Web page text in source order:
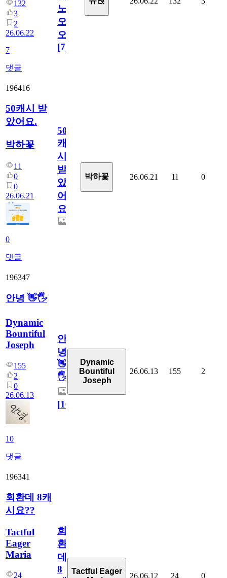
132
3
2
26.06.22
7
댓글
노
오
오!
[7]
196416
50캐시 받
았어요.
박하꽃
11
0
0
26.06.21
0
댓글
50
캐
시
받
았
어
요.
박하꽃 26.06.21 11 0
196347
안녕 👋🖐
Dynamic
Bountiful
Joseph
155
2
0
26.06.13
10
댓글
안
녕
👋
🖐
[10
Dynamic
Bountiful
Joseph
26.06.13 155 2
196341
회환데 8캐
시요??
Tactful
Eager
Maria
24
회
환
데
8
Tactful Eager
26.06.12 24 0